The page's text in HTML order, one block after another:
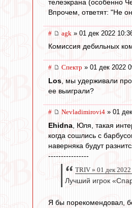
телеэкрана (особенно
Впрочем, ответят: "Не
# agk » 01 дек 2022
Комиссия дебильных
# Спектр » 01 дек 2022
Los , мы удерживали
ее выиграли?
# Nevladimirovi4 » 01
Ehidna , Юля, такая
когда сошлись с
наверняка будут
----------------
TRIV » 01 дек
Лучший игрок
Я бы порекомендовал,